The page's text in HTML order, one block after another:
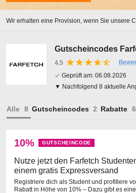
Wir erhalten eine Provision, wenn Sie unsere
Gutscheincodes
4.5
✓ Geprüft am: 06.08.2026
▼ Nachfolgend 8 aktuelle
Alle Gutscheincodes Rabatte
10% GUTSCHEINCODE
Nutze jetzt den Farfetch
einem gratis Expressversand
Registriere dich als Student und profitiere
Rabatt in Höhe von 10% – Dazu gibt es